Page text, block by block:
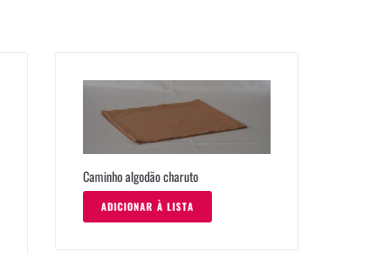
Caminho algodão charuto
ADICIONAR À LISTA